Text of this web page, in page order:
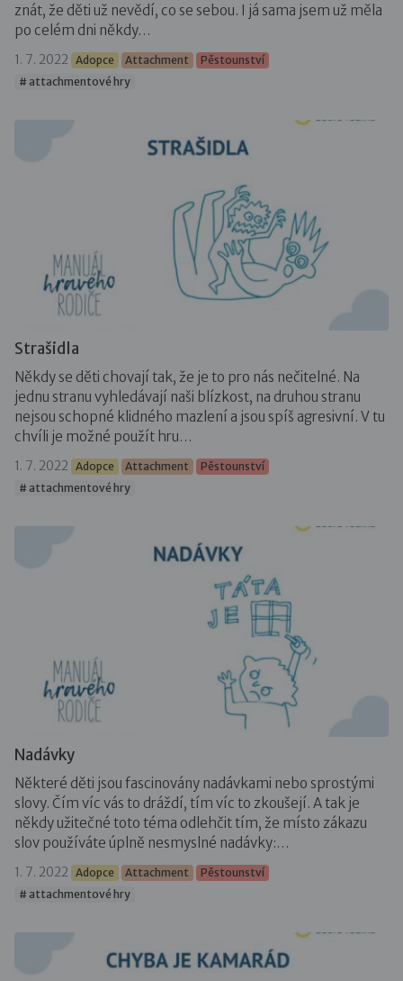
znát, že děti už nevědí, co se sebou. I já sama jsem už měla
po celém dni někdy…
1. 7. 2022 Adopce Attachment
Pěstounství
# attachmentové hry
Strašidla
Někdy se děti chovají tak, že je to pro nás nečitelné. Na
jednu stranu vyhledávají naši blízkost, na druhou stranu
nejsou schopné klidného mazlení a jsou spíš agresivní. V tu
chvíli je možné použít hru…
1. 7. 2022 Adopce Attachment
Pěstounství
# attachmentové hry
Nadávky
Některé děti jsou fascinovány nadávkami nebo sprostými
slovy. Čím víc vás to dráždí, tím víc to zkoušejí. A tak je
někdy užitečné toto téma odlehčit tím, že místo zákazu
slov používáte úplně nesmyslné nadávky:…
1. 7. 2022 Adopce Attachment
Pěstounství
# attachmentové hry